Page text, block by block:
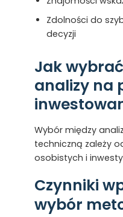
Zdolności do
decyzji
Jak
analizy na
Wybór między
techniczną zależy
osobistych i
Czynniki
wybór